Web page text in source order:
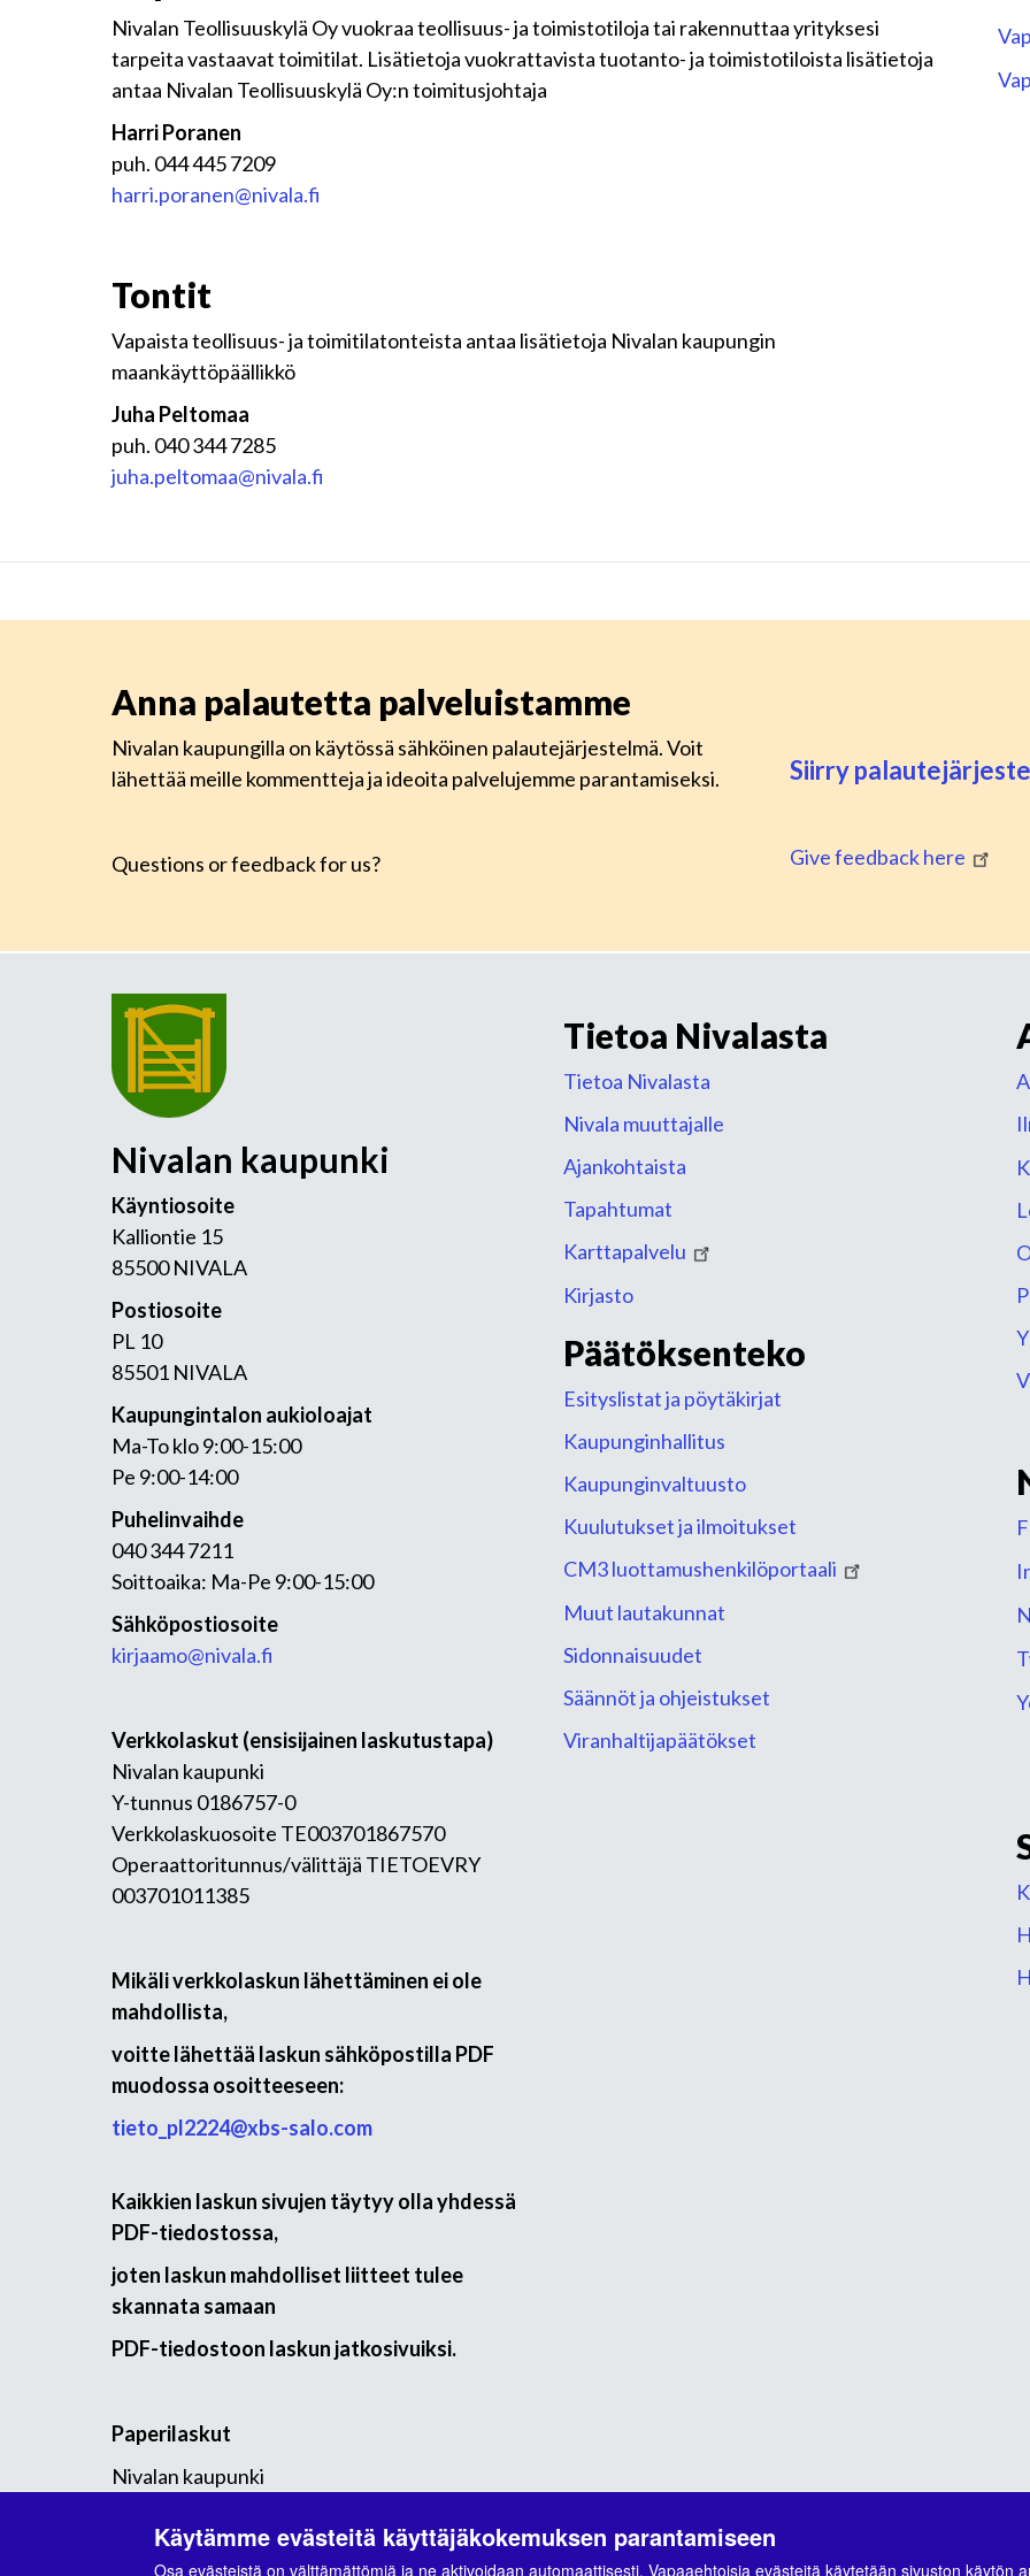
Nivalan Teollisuuskylä Oy vuokraa teollisuus- ja toimistotiloja tai rakennuttaa yrityksesi
tarpeita vastaavat toimitilat. Lisätietoja vuokrattavista tuotanto- ja toimistotiloista lisätietoja
antaa Nivalan Teollisuuskylä Oy:n toimitusjohtaja
Harri Poranen
puh. 044 445 7209
harri.poranen@nivala.fi
Tontit
Vapaista teollisuus- ja toimitilatonteista antaa lisätietoja Nivalan kaupungin
maankäyttöpäällikkö
Juha Peltomaa
puh. 040 344 7285
juha.peltomaa@nivala.fi
Anna palautetta palveluistamme
Nivalan kaupungilla on käytössä sähköinen palautejärjestelmä. Voit
lähettää meille kommentteja ja ideoita palvelujemme parantamiseksi.
Questions or feedback for us?
Siirry
Give feedback here
Nivalan kaupunki
Käyntiosoite
Kalliontie 15
85500 NIVALA
Postiosoite
PL 10
85501 NIVALA
Kaupungintalon aukioloajat
Ma-To klo 9:00-15:00
Pe 9:00-14:00
Puhelinvaihde
040 344 7211
Soittoaika: Ma-Pe 9:00-15:00
Sähköpostiosoite
kirjaamo@nivala.fi
Verkkolaskut (ensisijainen laskutustapa)
Nivalan kaupunki
Y-tunnus 0186757-0
Verkkolaskuosoite TE003701867570
Operaattoritunnus/välittäjä TIETOEVRY
003701011385
Mikäli verkkolaskun lähettäminen ei ole
mahdollista,
voitte lähettää laskun sähköpostilla PDF
muodossa osoitteeseen:
tieto_pl2224@xbs-salo.com
Kaikkien laskun sivujen täytyy olla yhdessä
PDF-tiedostossa,
joten laskun mahdolliset liitteet tulee
skannata samaan
PDF-tiedostoon laskun jatkosivuiksi.
Paperilaskut
Nivalan kaupunki
02066 DOCUSCAN
Tietoa Nivalasta
Tietoa Nivalasta
Nivala muuttajalle
Ajankohtaista
Tapahtumat
Karttapalvelu
Kirjasto
Päätöksenteko
Esityslistat ja pöytäkirjat
Kaupunginhallitus
Kaupunginvaltuusto
Kuulutukset ja ilmoitukset
CM3 luottamushenkilöportaali
Muut lautakunnat
Sidonnaisuudet
Säännöt ja ohjeistukset
Viranhaltijapäätökset
Käytämme evästeitä käyttäjäkokemuksen parantamiseen
Osa evästeistä on välttämättömiä ja ne aktivoidaan automaattisesti. Vapaaehtoisia evästeitä käytetään sivuston käytön